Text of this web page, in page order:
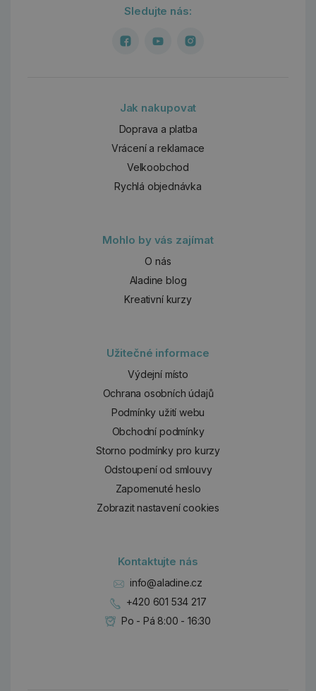
Sledujte nás:
Jak nakupovat
Doprava a platba
Vrácení a reklamace
Velkoobchod
Rychlá objednávka
Mohlo by vás zajímat
O nás
Aladine blog
Kreativní kurzy
Užitečné informace
Výdejní místo
Ochrana osobních údajů
Podmínky užití webu
Obchodní podmínky
Storno podmínky pro kurzy
Odstoupení od smlouvy
Zapomenuté heslo
Zobrazit nastavení cookies
Kontaktujte nás
info@aladine.cz
+420 601 534 217
Po - Pá 8:00 - 16:30